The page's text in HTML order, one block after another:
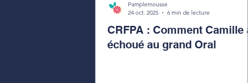
CRFPA : Comment Camille a
échoué au grand Oral
Pamplemousse
24 oct. 2025
6 min de lecture